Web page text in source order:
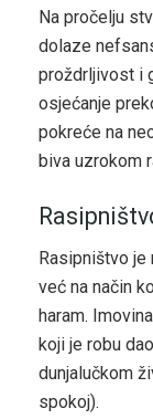
Na pročelju
dolaze
proždrljivost i
osjećanje
pokreće na
biva uzrokom
Rasipništvo
već na način
haram.
koji je robu
dunjalučkom
spokoj).